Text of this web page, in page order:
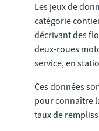
Les jeux de
catégorie
décrivant des
deux-roues
service, en
Ces données
pour connaître
taux de